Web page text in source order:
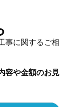
事に関するご相
容や金額のお見